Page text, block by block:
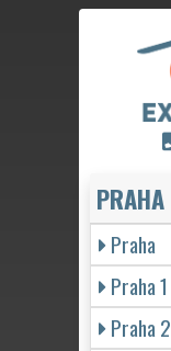
PRAHA
Praha
Praha 1
Praha 2